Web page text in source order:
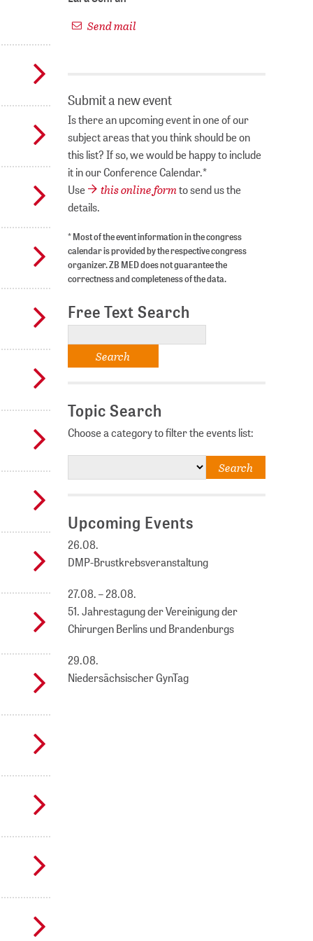
Send mail
Submit a new event
Is there an upcoming event in one of our
subject areas that you think should be on
this list? If so, we would be happy to include
it in our Conference Calendar.*
Use
this online formto send us the
details.
* Most of the event information in the congress
calendar is provided by the respective congress
organizer. ZB MED does not guarantee the
correctness and completeness of the data.
Free Text Search
Topic Search
Choose a category to filter the events list:
Upcoming Events
26.08.
DMP-Brustkrebsveranstaltung
27.08. – 28.08.
51. Jahrestagung der Vereinigung der
Chirurgen Berlins und Brandenburgs
29.08.
Niedersächsischer GynTag